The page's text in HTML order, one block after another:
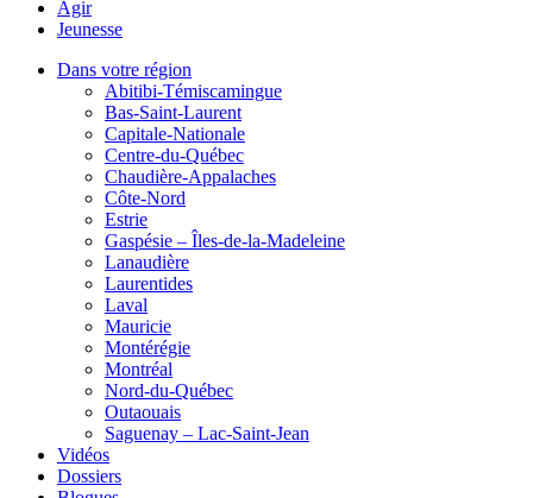
Agir
Jeunesse
Dans votre région
Abitibi-Témiscamingue
Bas-Saint-Laurent
Capitale-Nationale
Centre-du-Québec
Chaudière-Appalaches
Côte-Nord
Estrie
Gaspésie – Îles-de-la-Madeleine
Lanaudière
Laurentides
Laval
Mauricie
Montérégie
Montréal
Nord-du-Québec
Outaouais
Saguenay – Lac-Saint-Jean
Vidéos
Dossiers